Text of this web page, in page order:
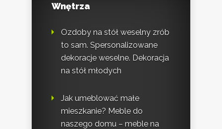
Wnętrza
Ozdoby na stół weselny zrób
to sam. Spersonalizowane
dekoracje weselne. Dekoracja
na stół młodych
Jak umeblować małe
mieszkanie? Meble do
naszego domu – meble na